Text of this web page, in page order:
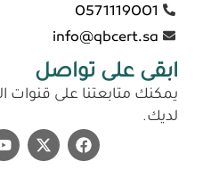
0571119001
info@qbcert.sa
ابقى على تواصل
يمكنك متابعتنا على قنوات
لديك.